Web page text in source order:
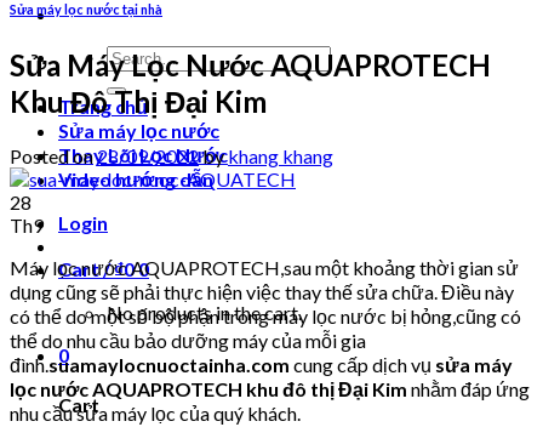
Search
for:
Trang chủ
Sửa máy lọc nước
Thay Lõi Lọc Nước
Video hướng dẫn
Login
Cart /₫00
No products in the cart.
0
Cart
Sửa máy lọc nước tại nhà
Sửa Máy Lọc Nước AQUAPROTECH
Khu Đô Thị Đại Kim
Posted on28/09/2022bykhang khang
28
Th9
Máy lọc nước AQUAPROTECH,sau một khoảng thời gian sử
dụng cũng sẽ phải thực hiện việc thay thế sửa chữa. Điều này
có thể do một số bộ phận trong máy lọc nước bị hỏng,cũng có
thể do nhu cầu bảo dưỡng máy của mỗi gia
đình.suamaylocnuoctainha.com cung cấp dịch vụ sửa máy
lọc nước AQUAPROTECH khu đô thị Đại Kim nhằm đáp ứng
nhu cầu sửa máy lọc của quý khách.